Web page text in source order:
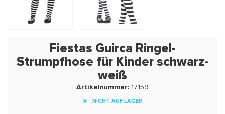
Fiestas Guirca Ringel-
Strumpfhose für Kinder schwarz-
weiß
Artikelnummer: 17159
NICHT AUF LAGER